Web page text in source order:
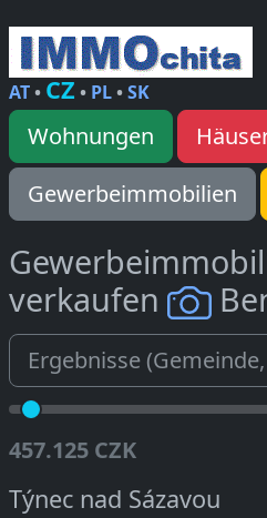
AT• CZ • PL•SK
Wohnungen
Gewerbeimmobilien
verkaufen
457.125 CZK
Týnec nad Sázavou